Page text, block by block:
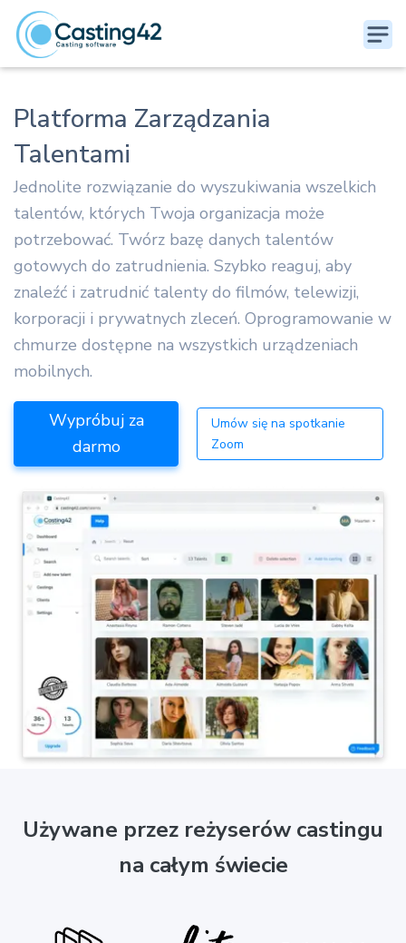
Platforma Zarządzania
Talentami
Jednolite rozwiązanie do wyszukiwania wszelkich
talentów, których Twoja organizacja może
potrzebować. Twórz bazę danych talentów
gotowych do zatrudnienia. Szybko reaguj, aby
znaleźć i zatrudnić talenty do filmów, telewizji,
korporacji i prywatnych zleceń. Oprogramowanie w
chmurze dostępne na wszystkich urządzeniach
mobilnych.
Wypróbuj za
darmo
Umów się na spotkanie
Zoom
Używane przez reżyserów castingu
na całym świecie